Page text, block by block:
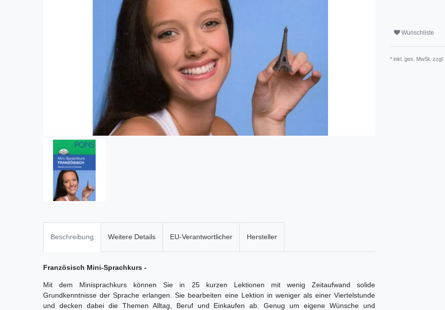
Wunschliste
* inkl. ges. MwSt. zzgl.
Beschreibung Weitere Details EU-Verantwortlicher Hersteller
Französisch Mini-Sprachkurs -
Mit dem Minisprachkurs können Sie in 25 kurzen Lektionen mit wenig Zeitaufwand solide
Grundkenntnisse der Sprache erlangen. Sie bearbeiten eine Lektion in weniger als einer Viertelstunde
und decken dabei die Themen Alltag, Beruf und Einkaufen ab. Genug um eigene Wünsche und